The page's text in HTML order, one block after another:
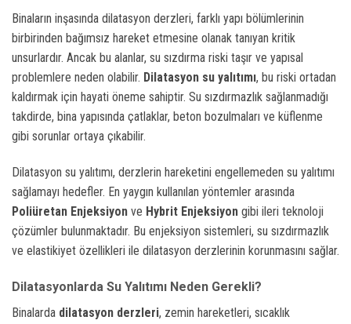
Binaların inşasında dilatasyon derzleri, farklı yapı bölümlerinin
birbirinden bağımsız hareket etmesine olanak tanıyan kritik
unsurlardır. Ancak bu alanlar, su sızdırma riski taşır ve yapısal
problemlere neden olabilir. Dilatasyon su yalıtımı, bu riski ortadan
kaldırmak için hayati öneme sahiptir. Su sızdırmazlık sağlanmadığı
takdirde, bina yapısında çatlaklar, beton bozulmaları ve küflenme
gibi sorunlar ortaya çıkabilir.
Dilatasyon su yalıtımı, derzlerin hareketini engellemeden su yalıtımı
sağlamayı hedefler. En yaygın kullanılan yöntemler arasında
Poliüretan Enjeksiyon ve Hybrit Enjeksiyon gibi ileri teknoloji
çözümler bulunmaktadır. Bu enjeksiyon sistemleri, su sızdırmazlık
ve elastikiyet özellikleri ile dilatasyon derzlerinin korunmasını sağlar.
Dilatasyonlarda Su Yalıtımı Neden Gerekli?
Binalarda dilatasyon derzleri, zemin hareketleri, sıcaklık